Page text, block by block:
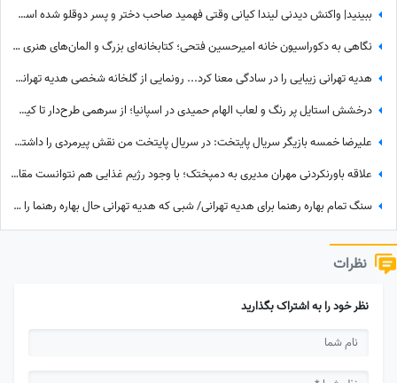
ببینید| واکنش دیدنی لیندا کیانی وقتی فهمید صاحب دختر و پسر دوقلو شده است؛ حس عجیبی داشتم چون فهمیدم پسرم یه...
نگاهی به دکوراسیون خانه امیرحسین فتحی؛ کتابخانه‌ای بزرگ و المان‌های هنری که همه را غافلگیر کرد/ بیخود نیست بهش میگن آقازاده سینمای ایران
هدیه تهرانی زیبایی را در سادگی معنا کرد... رونمایی از گلخانه شخصی هدیه تهرانی؛ بهشت شمعدانی‌های رنگی خانم بازیگر همه را شگفت‌زده کرد!
درخشش استایل پر رنگ و لعاب الهام حمیدی در اسپانیا؛ از سرهمی طرح‌دار تا کیف لویی ویتون که با دیدنش چشماتون اکلیلی میشه+عکس
علیرضا خمسه بازیگر سریال پایتخت: در سریال پایتخت من نقش پیرمردی را داشتم که هیچ دیالوگی نداشت! پنجعلی از طریق نگاهش با مردم حرف می زد
علاقه باورنکردنی مهران مدیری به دمپختک؛ با وجود رژیم غذایی هم نتوانست مقاومت کند! + ویدئو
سنگ تمام بهاره رهنما برای هدیه تهرانی/ شبی که هدیه تهرانی حال بهاره رهنما را دگرگون کرد!
نظرات
نظر خود را به اشتراک بگذارید